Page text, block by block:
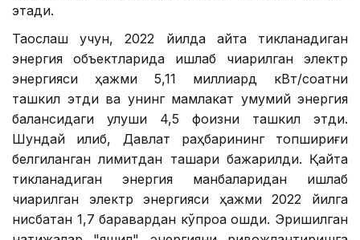
этади.
Таққослаш учун, 2022 йилда қайта тикланадиган
энергия объектларида ишлаб чиқарилган электр
энергияси ҳажми 5,11 миллиард кВт/соатни
ташкил этди ва унинг мамлакат умумий энергия
балансидаги улуши 4,5 фоизни ташкил этди.
Шундай қилиб, Давлат раҳбарининг топшириғи
белгиланган лимитдан ташқари бажарилди. Қайта
тикланадиган энергия манбаларидан ишлаб
чиқарилган электр энергияси ҳажми 2022 йилга
нисбатан 1,7 баравардан кўпроққа ошди. Эришилган